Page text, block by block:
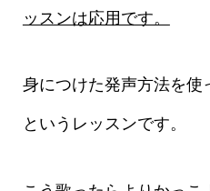
ッスンは応用です。
身につけた発声方法を使
というレッスンです。